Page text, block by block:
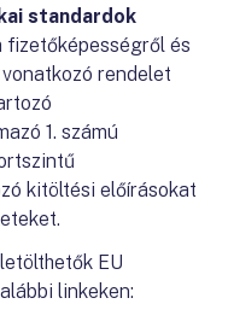
standardok
fizetőképességről és
rendelet
1. számú
kitöltési előírásokat
EU
linkeken: